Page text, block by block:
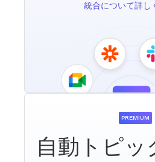
統合について詳し
PREMIUM
自動トピッ